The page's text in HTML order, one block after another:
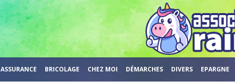
ASSURANCE BRICOLAGE CHEZ MOI DÉMARCHES DIVERS EPARGNE